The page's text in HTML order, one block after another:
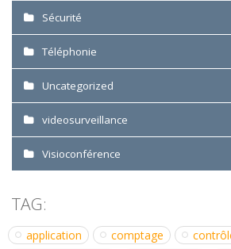
Sécurité
Téléphonie
Uncategorized
videosurveillance
Visioconférence
TAG:
application comptage